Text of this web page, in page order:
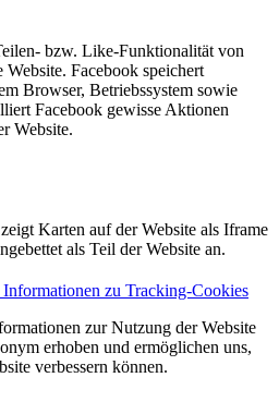
bzw. Like-Funktionalität von
Facebook speichert
Browser, Betriebssystem sowie
Facebook gewisse Aktionen
Website.
Karten auf der Website als Iframe
als Teil der Website an.
zu Tracking-Cookies
zur Nutzung der Website
erhoben und ermöglichen uns,
verbessern können.